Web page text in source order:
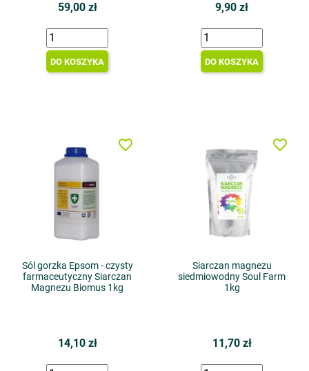
59,00 zł
DO KOSZYKA
9,90 zł
DO KOSZYKA
Sól gorzka Epsom - czysty
farmaceutyczny Siarczan
Magnezu Biomus 1kg
14,10 zł
favorite_border
Siarczan magnezu
siedmiowodny Soul Farm
1kg
11,70 zł
favorite_border